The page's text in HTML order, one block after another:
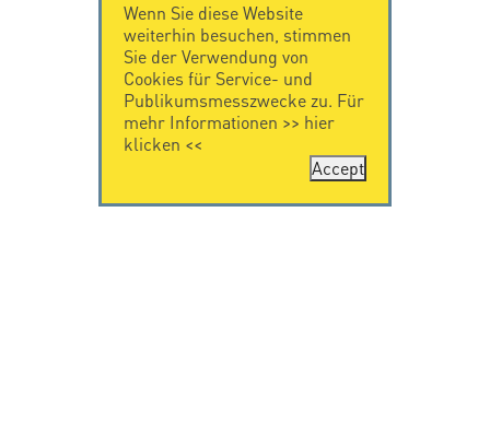
Wenn Sie diese Website
weiterhin besuchen, stimmen
Sie der Verwendung von
Cookies für Service- und
Publikumsmesszwecke zu. Für
mehr Informationen >> hier
klicken <<
Accept